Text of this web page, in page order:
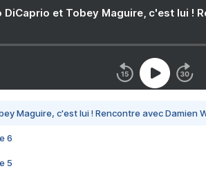
DiCaprio et Tobey Maguire, c'est lui !
Maguire, c'est lui ! Rencontre avec Damien
6
5